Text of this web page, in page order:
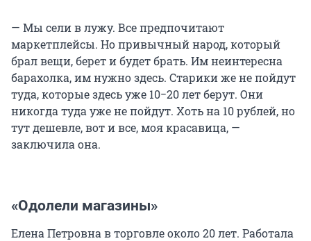
— Мы сели в лужу. Все предпочитают
маркетплейсы. Но привычный народ, который
брал вещи, берет и будет брать. Им неинтересна
барахолка, им нужно здесь. Старики же не пойдут
туда, которые здесь уже 10−20 лет берут. Они
никогда туда уже не пойдут. Хоть на 10 рублей, но
тут дешевле, вот и все, моя красавица, —
заключила она.
«Одолели магазины»
Елена Петровна в торговле около 20 лет. Работала